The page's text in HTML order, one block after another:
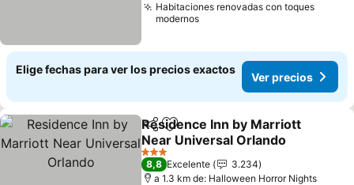
Habitaciones renovadas con toques
modernos
Elige fechas para ver los precios exactos
Ver precios
CompartirAgregar a favoritos
Residence Inn by Marriott
Near Universal Orlando
Ver precios
3 Estrellas
8,8 Excelente
3.234
a 1.3 km de: Halloween Horror Nights